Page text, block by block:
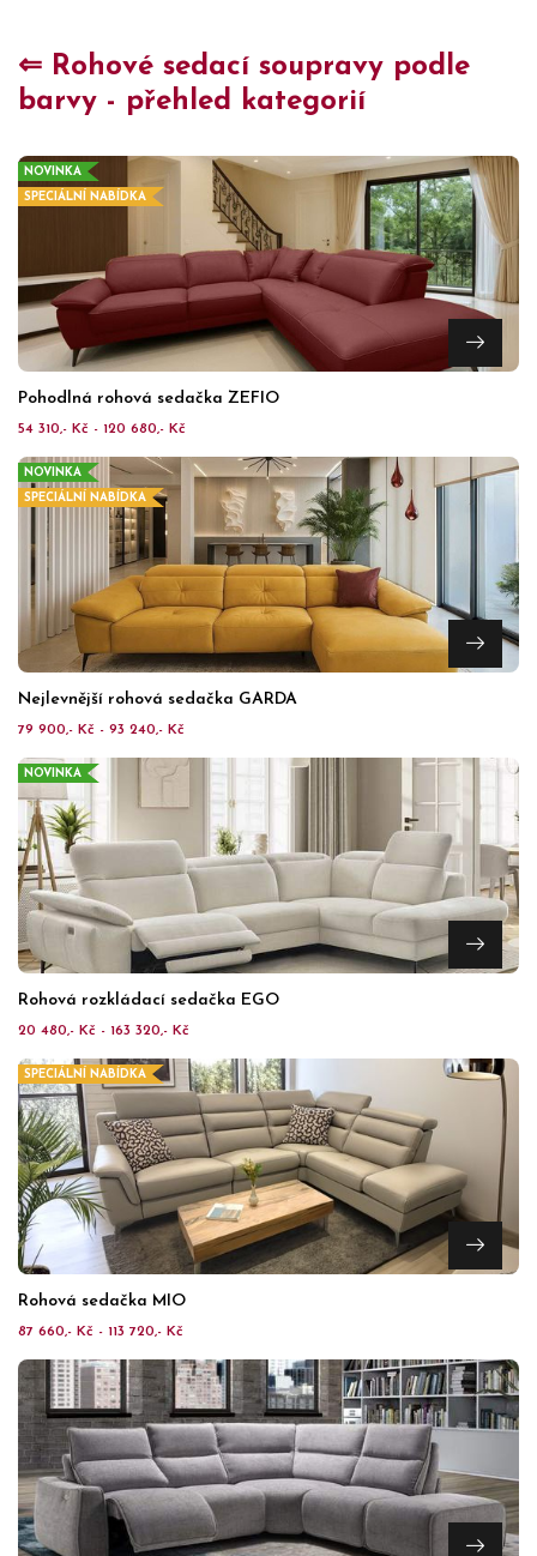
⇐ Rohové sedací soupravy podle
barvy - přehled kategorií
NOVINKA
SPECIÁLNÍ NABÍDKA
Pohodlná rohová sedačka ZEFIO
54 310,- Kč - 120 680,- Kč
NOVINKA
SPECIÁLNÍ NABÍDKA
Nejlevnější rohová sedačka GARDA
79 900,- Kč - 93 240,- Kč
NOVINKA
Rohová rozkládací sedačka EGO
20 480,- Kč - 163 320,- Kč
SPECIÁLNÍ NABÍDKA
Rohová sedačka MIO
87 660,- Kč - 113 720,- Kč